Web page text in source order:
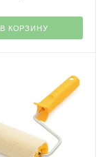
В КОРЗИНУ